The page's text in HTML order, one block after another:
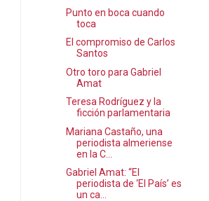
Punto en boca cuando
toca
El compromiso de Carlos
Santos
Otro toro para Gabriel
Amat
Teresa Rodríguez y la
ficción parlamentaria
Mariana Castaño, una
periodista almeriense
en la C...
Gabriel Amat: “El
periodista de ‘El País’ es
un ca...